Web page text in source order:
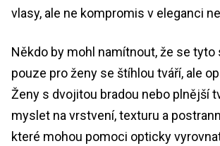
vlasy, ale ne kompromis v eleganci
Někdo by mohl namítnout, že se tyto
pouze pro ženy se štíhlou tváří, ale
Ženy s dvojitou bradou nebo plnější
myslet na vrstvení, texturu a
které mohou pomoci opticky